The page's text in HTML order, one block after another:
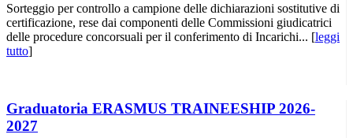
Sorteggio per controllo a campione delle dichiarazioni sostitutive di
certificazione, rese dai componenti delle Commissioni giudicatrici
delle procedure concorsuali per il conferimento di Incarichi... [leggi
tutto]
Graduatoria ERASMUS TRAINEESHIP 2026-
2027